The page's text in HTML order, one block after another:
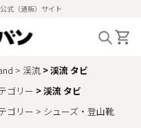
式（通販）サイト
渓流
渓流 タビ
ゴリー
渓流 タビ
ゴリー
シューズ・登山靴